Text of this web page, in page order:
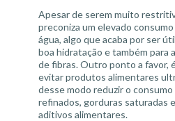
Apesar de serem muito
preconiza um elevado
água, algo que acaba por ser
boa hidratação e também para
de fibras. Outro ponto a favor,
evitar produtos alimentares
desse modo reduzir o consumo
refinados, gorduras saturadas
aditivos alimentares.